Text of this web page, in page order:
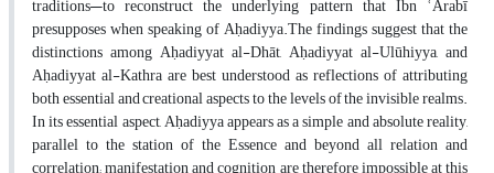
traditions—to reconstruct the underlying pattern that Ibn ʿArabī
presupposes when speaking of Aḥadiyya.The findings suggest that the
distinctions among Aḥadiyyat al-Dhāt, Aḥadiyyat al-Ulūhiyya, and
Aḥadiyyat al-Kathra are best understood as reflections of attributing
both essential and creational aspects to the levels of the invisible realms.
In its essential aspect, Aḥadiyya appears as a simple and absolute reality,
parallel to the station of the Essence and beyond all relation and